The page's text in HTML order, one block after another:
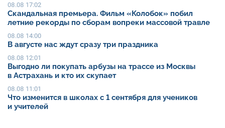
08.08 17:02
Скандальная премьера. Фильм «Колобок» побил
летние рекорды по сборам вопреки массовой травле
08.08 14:00
В августе нас ждут сразу три праздника
08.08 12:01
Выгодно ли покупать арбузы на трассе из Москвы
в Астрахань и кто их скупает
08.08 11:01
Что изменится в школах с 1 сентября для учеников
и учителей